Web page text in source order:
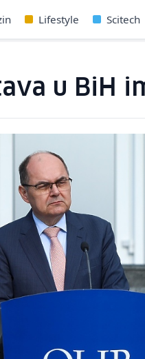
Lifestyle Scitech
u BiH